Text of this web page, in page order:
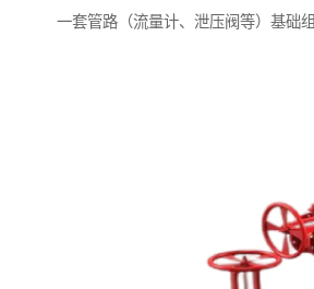
一套管路（流量计、泄压阀等）基础组